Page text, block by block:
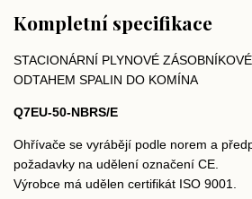
Kompletní specifikace
STACIONÁRNÍ PLYNOVÉ
ODTAHEM SPALIN DO KOMÍNA
Q7EU-50-NBRS/E
Ohřívače se vyrábějí podle norem a
požadavky na udělení označení CE.
Výrobce má udělen certifikát ISO 9001.